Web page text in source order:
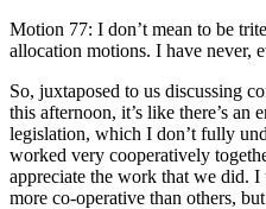
Motion 77: I don’t mean to be
allocation motions. I have never,
So, juxtaposed to us discussing
this afternoon, it’s like there’s an
legislation, which I don’t fully
worked very cooperatively
appreciate the work that we did. I
more co-operative than others,